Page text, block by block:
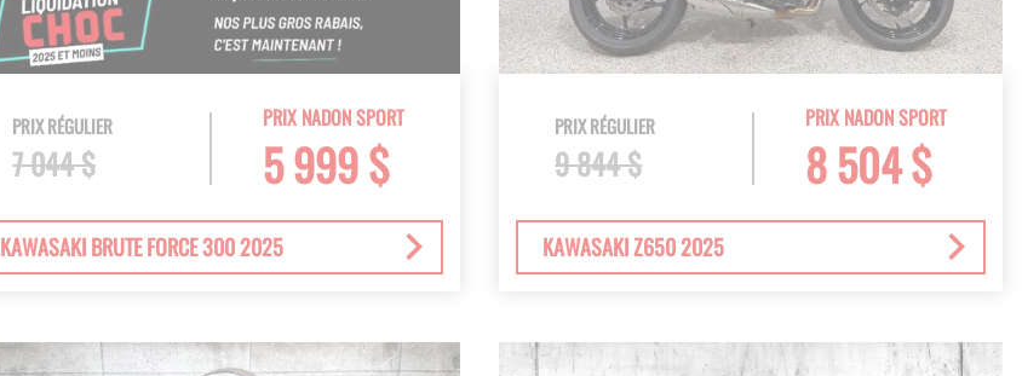
PRIX NADON SPORT
5 999 $
PRIX RÉGULIER
7 044 $
KAWASAKI BRUTE FORCE 300 2025
PRIX NADON SPORT
8 504 $
PRIX RÉGULIER
9 844 $
KAWASAKI Z650 2025